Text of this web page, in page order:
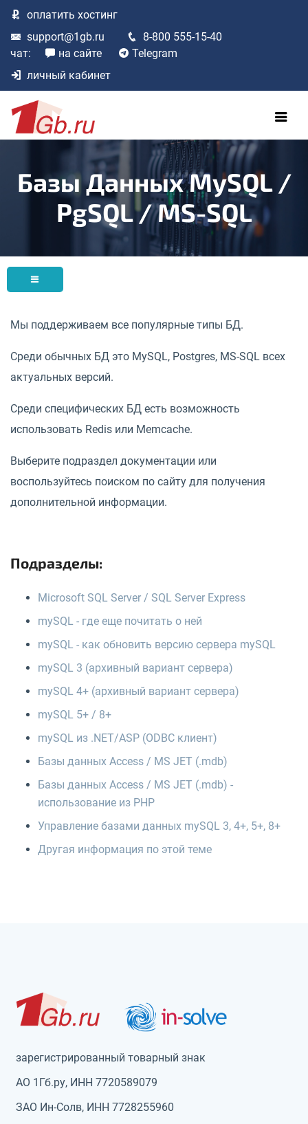
оплатить хостинг
support@1gb.ru
8-800 555-15-40
чат:
на сайте
Telegram
личный кабинет
Базы Данных MySQL /
PgSQL / MS-SQL
Мы поддерживаем все популярные типы БД.
Среди обычных БД это MySQL, Postgres, MS-SQL всех
актуальных версий.
Среди специфических БД есть возможность
использовать Redis или Memcache.
Выберите подраздел документации или
воспользуйтесь поиском по сайту для получения
дополнительной информации.
Подразделы:
Microsoft SQL Server / SQL Server Express
mySQL - где еще почитать о ней
mySQL - как обновить версию сервера mySQL
mySQL 3 (архивный вариант сервера)
mySQL 4+ (архивный вариант сервера)
mySQL 5+ / 8+
mySQL из .NET/ASP (ODBC клиент)
Базы данных Access / MS JET (.mdb)
Базы данных Access / MS JET (.mdb) -
использование из PHP
Управление базами данных mySQL 3, 4+, 5+, 8+
Другая информация по этой теме
зарегистрированный товарный знак
АО 1Гб.ру, ИНН 7720589079
ЗАО Ин-Солв, ИНН 7728255960